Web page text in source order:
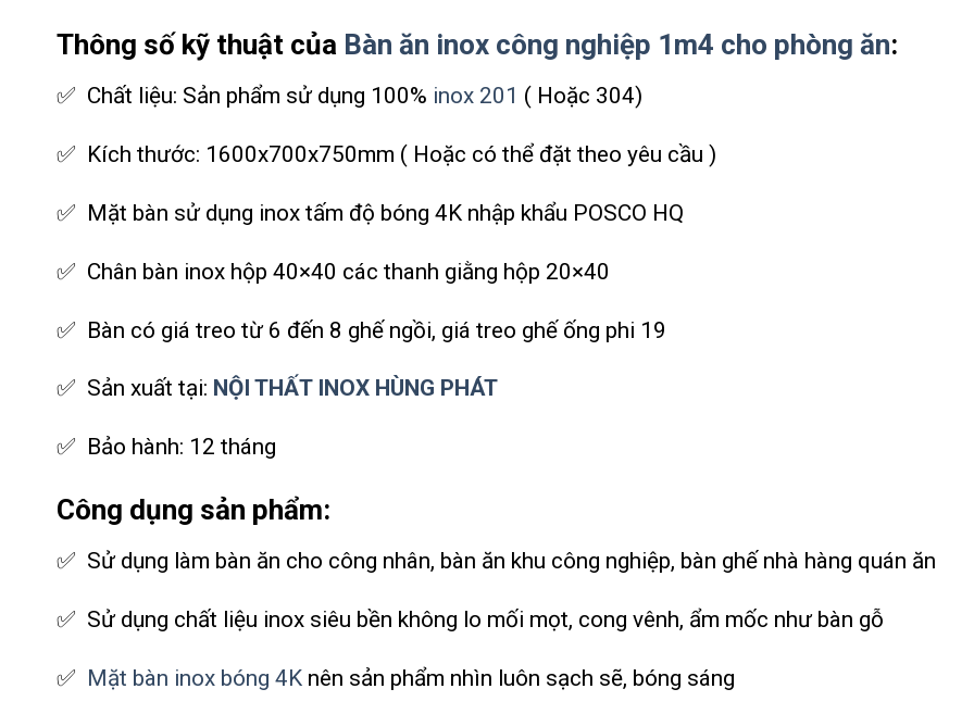
Thông số kỹ thuật của Bàn ăn inox công nghiệp 1m4 cho phòng ăn:
✅ Chất liệu: Sản phẩm sử dụng 100% inox 201 ( Hoặc 304)
✅ Kích thước: 1600x700x750mm ( Hoặc có thể đặt theo yêu cầu )
✅ Mặt bàn sử dụng inox tấm độ bóng 4K nhập khẩu POSCO HQ
✅ Chân bàn inox hộp 40×40 các thanh giằng hộp 20×40
✅ Bàn có giá treo từ 6 đến 8 ghế ngồi, giá treo ghế ống phi 19
✅ Sản xuất tại: NỘI THẤT INOX HÙNG PHÁT
✅ Bảo hành: 12 tháng
Công dụng sản phẩm:
✅ Sử dụng làm bàn ăn cho công nhân, bàn ăn khu công nghiệp, bàn ghế nhà hàng quán ăn
✅ Sử dụng chất liệu inox siêu bền không lo mối mọt, cong vênh, ẩm mốc như bàn gỗ
✅ Mặt bàn inox bóng 4K nên sản phẩm nhìn luôn sạch sẽ, bóng sáng